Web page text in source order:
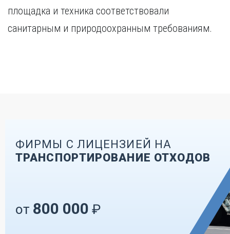
площадка и техника соответствовали
санитарным и природоохранным требованиям.
ФИРМЫ С ЛИЦЕНЗИЕЙ НА
ТРАНСПОРТИРОВАНИЕ ОТХОДОВ
от 800 000 ₽